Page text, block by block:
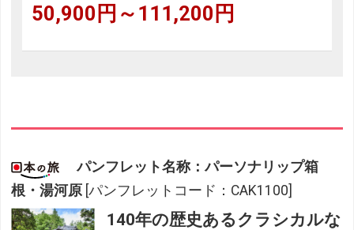
50,900円～111,200円
パンフレット名称：パーソナリップ箱
根・湯河原 [パンフレットコード：CAK1100]
140年の歴史あるクラシカルな